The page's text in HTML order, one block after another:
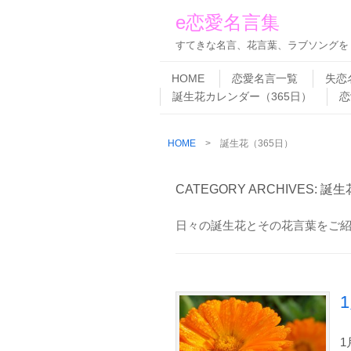
e恋愛名言集
すてきな名言、花言葉、ラブソングを
Menu
Skip to content
HOME
恋愛名言一覧
失恋
誕生花カレンダー（365日）
HOME > 誕生花（365日）
CATEGORY ARCHIVES: 誕生
日々の誕生花とその花言葉をご
1